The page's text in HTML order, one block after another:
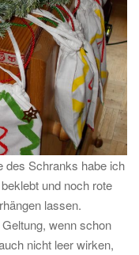
des Schranks habe ich
und noch rote
lassen.
wenn schon
nicht leer wirken,